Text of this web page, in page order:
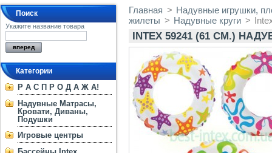
Поиск
Укажите название товара
Категории
Р А С П Р О Д А Ж А!
Надувные Матрасы,
Кровати, Диваны,
Подушки
Игровые центры
Главная > Надувные игрушки,
жилеты > Надувные круги >
INTEX 59241 (61 СМ.)